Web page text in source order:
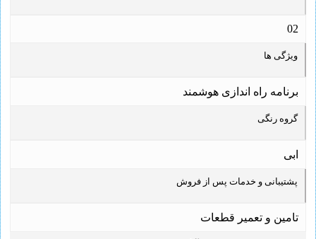
02
ویژگی ها
برنامه راه اندازی هوشمند
گروه رنگی
ابی
پشتیبانی و خدمات پس از فروش
تامین و تعمیر قطعات